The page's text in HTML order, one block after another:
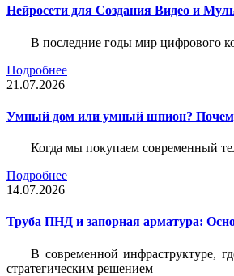
Нейросети для Создания Видео и
В последние годы мир цифрового
Подробнее
21.07.2026
Умный дом или умный шпион?
Когда мы покупаем современный
Подробнее
14.07.2026
Труба ПНД и запорная арматура:
В современной инфраструктуре,
стратегическим решением